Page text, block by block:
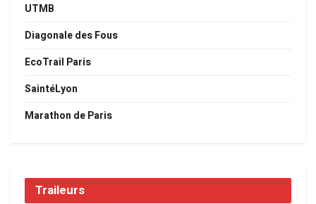
UTMB
Diagonale des Fous
EcoTrail Paris
SaintéLyon
Marathon de Paris
Traileurs